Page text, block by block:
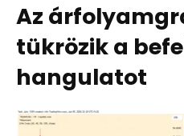
Az
tükrözik a
hangulatot